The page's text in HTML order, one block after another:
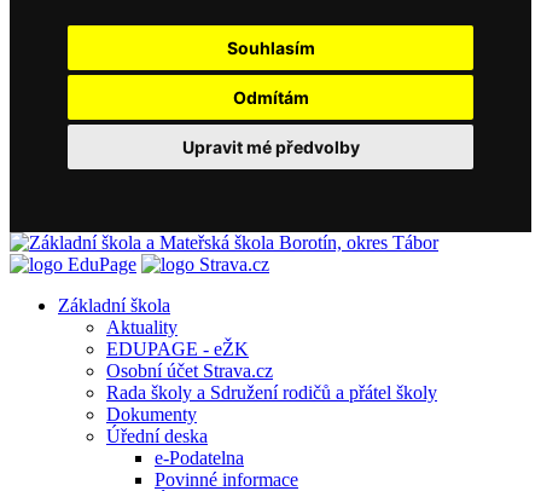
Souhlasím
Odmítám
Upravit mé předvolby
Základní škola
Aktuality
EDUPAGE - eŽK
Osobní účet Strava.cz
Rada školy a Sdružení rodičů a přátel školy
Dokumenty
Úřední deska
e-Podatelna
Povinné informace